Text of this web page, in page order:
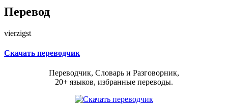
Перевод
vierzigst
Скачать переводчик
Переводчик, Словарь и Разговорник,
20+ языков, избранные переводы.